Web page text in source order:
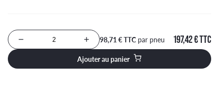
Nombre de produits à ajouter au panier
98,71 € TTC par pneu 197,42 € TTC
Ajouter au panier